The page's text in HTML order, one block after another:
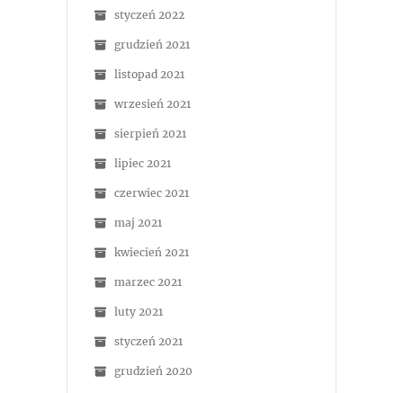
styczeń 2022
grudzień 2021
listopad 2021
wrzesień 2021
sierpień 2021
lipiec 2021
czerwiec 2021
maj 2021
kwiecień 2021
marzec 2021
luty 2021
styczeń 2021
grudzień 2020